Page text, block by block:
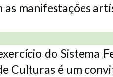
as manifestações
do Sistema
Culturas é um